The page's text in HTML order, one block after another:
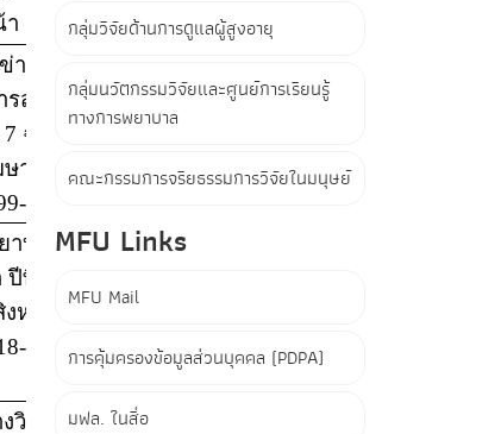
กลุ่มวิจัยด้านการดูแลผู้สูงอายุ
กลุ่มนวัตกรรมวิจัยและศูนย์การเรียนรู้
ทางการพยาบาล
คณะกรรมการจริยธรรมการวิจัยในมนุษย์
MFU Links
MFU Mail
การคุ้มครองข้อมูลส่วนบุคคล (PDPA)
มฟล. ในสื่อ